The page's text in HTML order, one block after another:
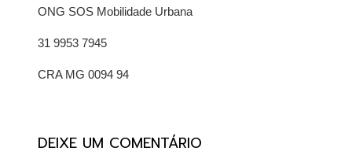
ONG SOS Mobilidade Urbana
31 9953 7945
CRA MG 0094 94
DEIXE UM COMENTÁRIO